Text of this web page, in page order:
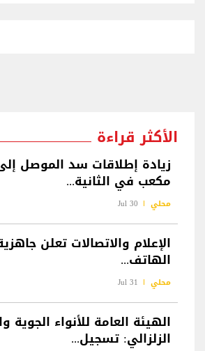
الأكثر قراءة
مكعب في الثانية...
محلي 30 Jul
الإعلام والاتصالات تعلن
الهاتف...
محلي 31 Jul
الهيئة العامة للأنواء الجوية
الزلزالي: تسجيل...